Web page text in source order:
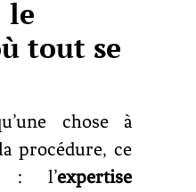
le
tout se
chose à
procédure, ce
: l’expertise